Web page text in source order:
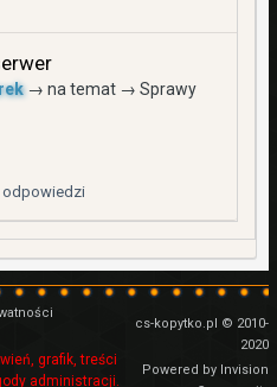
→ na temat → Sprawy
odpowiedzi
grafik, treści
administracji.
cs-kopytko.pl © 2010-
2020
Powered by Invision